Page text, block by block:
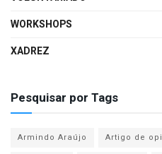
WORKSHOPS
XADREZ
Pesquisar por Tags
Armindo Araújo Artigo de